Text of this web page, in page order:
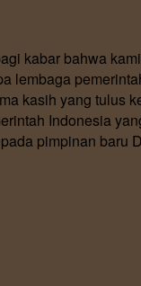
kabar bahwa
lembaga
kasih yang tulus
Indonesia
pimpinan baru